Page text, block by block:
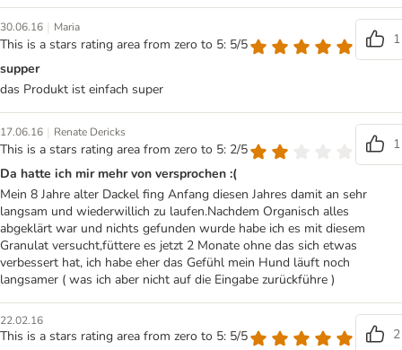
30.06.16 | Maria
This is a stars rating area from zero to 5: 5/5
1
supper
das Produkt ist einfach super
17.06.16 | Renate Dericks
This is a stars rating area from zero to 5: 2/5
1
Da hatte ich mir mehr von versprochen :(
Mein 8 Jahre alter Dackel fing Anfang diesen Jahres damit an sehr
langsam und wiederwillich zu laufen.Nachdem Organisch alles
abgeklärt war und nichts gefunden wurde habe ich es mit diesem
Granulat versucht,füttere es jetzt 2 Monate ohne das sich etwas
verbessert hat, ich habe eher das Gefühl mein Hund läuft noch
langsamer ( was ich aber nicht auf die Eingabe zurückführe )
22.02.16
This is a stars rating area from zero to 5: 5/5
2